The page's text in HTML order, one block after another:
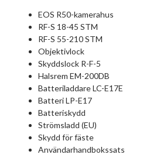
EOS R50-kamerahus
RF-S 18-45 STM
RF-S 55-210 STM
Objektivlock
Skyddslock R-F-5
Halsrem EM-200DB
Batteriladdare LC-E17E
Batteri LP-E17
Batteriskydd
Strömsladd (EU)
Skydd för fäste
Användarhandbokssats